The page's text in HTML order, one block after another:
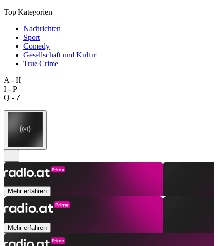
Top Kategorien
Nachrichten
Sport
Comedy
Gesellschaft und Kultur
True Crime
A - H
I - P
Q - Z
Mehr erfahren
Mehr erfahren